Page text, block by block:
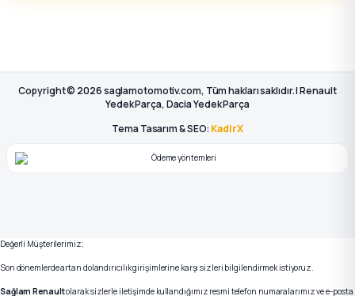
Copyright © 2026 saglamotomotiv.com, Tüm hakları saklıdır. | Renault
Yedek Parça, Dacia Yedek Parça
Tema Tasarım & SEO: KadirX
Değerli Müşterilerimiz;
Son dönemlerde artan dolandırıcılık girişimlerine karşı sizleri bilgilendirmek istiyoruz.
Sağlam Renaultolarak sizlerle iletişimde kullandığımız resmi telefon numaralarımız ve e-posta